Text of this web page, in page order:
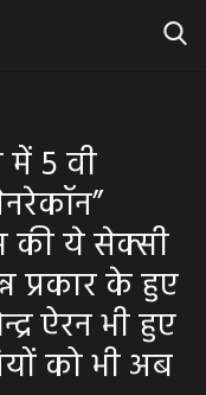
में 5 वी
की ये सेक्सी
प्रकार के हुए
ऐरन भी हुए
को भी अब